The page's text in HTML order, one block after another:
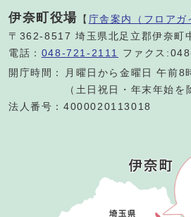
伊奈町役場 【 庁舎案内（フロアガ
〒362-8517 埼玉県北足立郡伊奈町
電話： 048-721-2111
ファクス
開庁時間：
月曜日から金曜日 午前8
（土日祝日・年末年始を
法人番号：4000020113018